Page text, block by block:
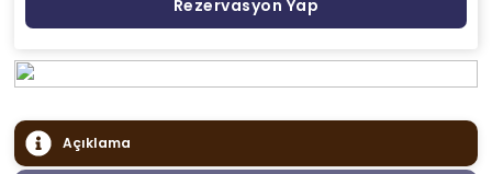
Rezervasyon Yap
Açıklama